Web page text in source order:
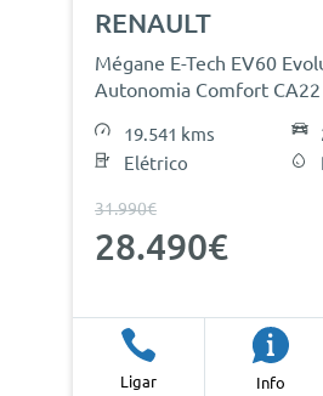
RENAULT
Mégane E-Tech EV60
Autonomia Comfort CA22
19.541 kms
Elétrico
31.990€
28.490€
Ligar Info